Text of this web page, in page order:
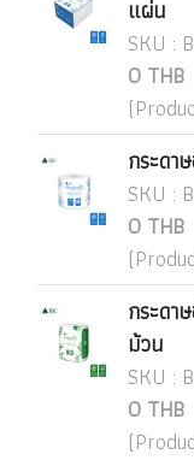
แผ่น
SKU :
0 THB
กระดา
SKU :
0 THB
กระดา
ม้วน
SKU :
0 THB